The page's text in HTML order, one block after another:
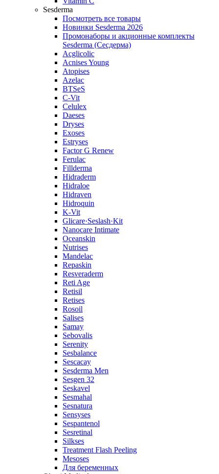
Sesderma
Посмотреть все товары
Новинки Sesderma 2026
Промонаборы и акционные комплекты
Sesderma (Сесдерма)
Acglicolic
Acnises Young
Atopises
Azelac
BTSeS
C‑Vit
Celulex
Daeses
Dryses
Exoses
Estryses
Factor G Renew
Ferulac
Fillderma
Hidraderm
Hidraloe
Hidraven
Hidroquin
K-Vit
Glicare·Seslash·Kit
Nanocare Intimate
Oceanskin
Nutrises
Mandelac
Repaskin
Resveraderm
Reti Age
Retisil
Retises
Rosoil
Salises
Samay
Sebovalis
Serenity
Sesbalance
Sescacay
Sesderma Men
Sesgen 32
Seskavel
Sesmahal
Sesnatura
Sensyses
Sespantenol
Sesretinal
Silkses
Treatment Flash Peeling
Mesoses
Для беременных